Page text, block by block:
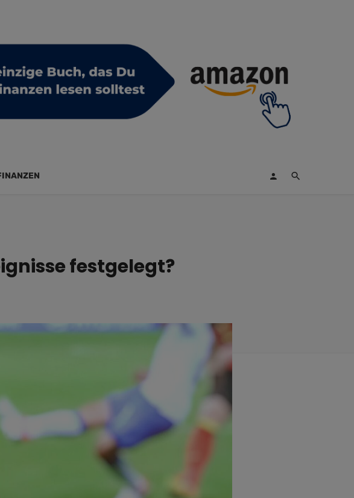
festgelegt?